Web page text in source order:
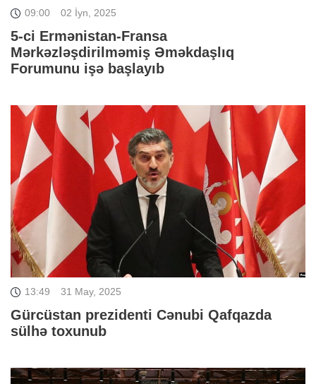
09:00 02 İyn, 2025
5-ci Ermənistan-Fransa
Mərkəzləşdirilməmiş Əməkdaşlıq
Forumunu işə başlayıb
13:49 31 May, 2025
Gürcüstan prezidenti Cənubi Qafqazda
sülhə toxunub